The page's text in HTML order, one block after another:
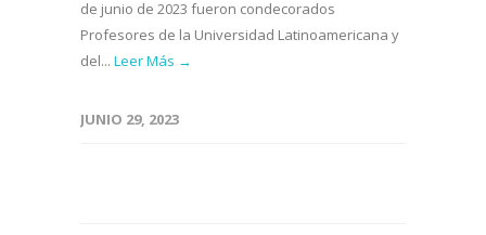
de junio de 2023 fueron condecorados
Profesores de la Universidad Latinoamericana y
del... Leer Más →
JUNIO 29, 2023